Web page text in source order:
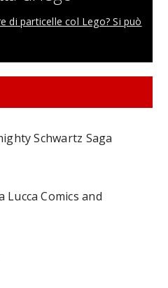
di particelle col Lego? Si può
Schwartz Saga
Comics and